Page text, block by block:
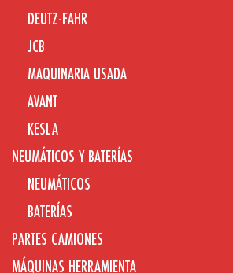
DEUTZ-FAHR
JCB
MAQUINARIA USADA
AVANT
KESLA
NEUMÁTICOS Y BATERÍAS
NEUMÁTICOS
BATERÍAS
PARTES CAMIONES
MÁQUINAS HERRAMIENTA